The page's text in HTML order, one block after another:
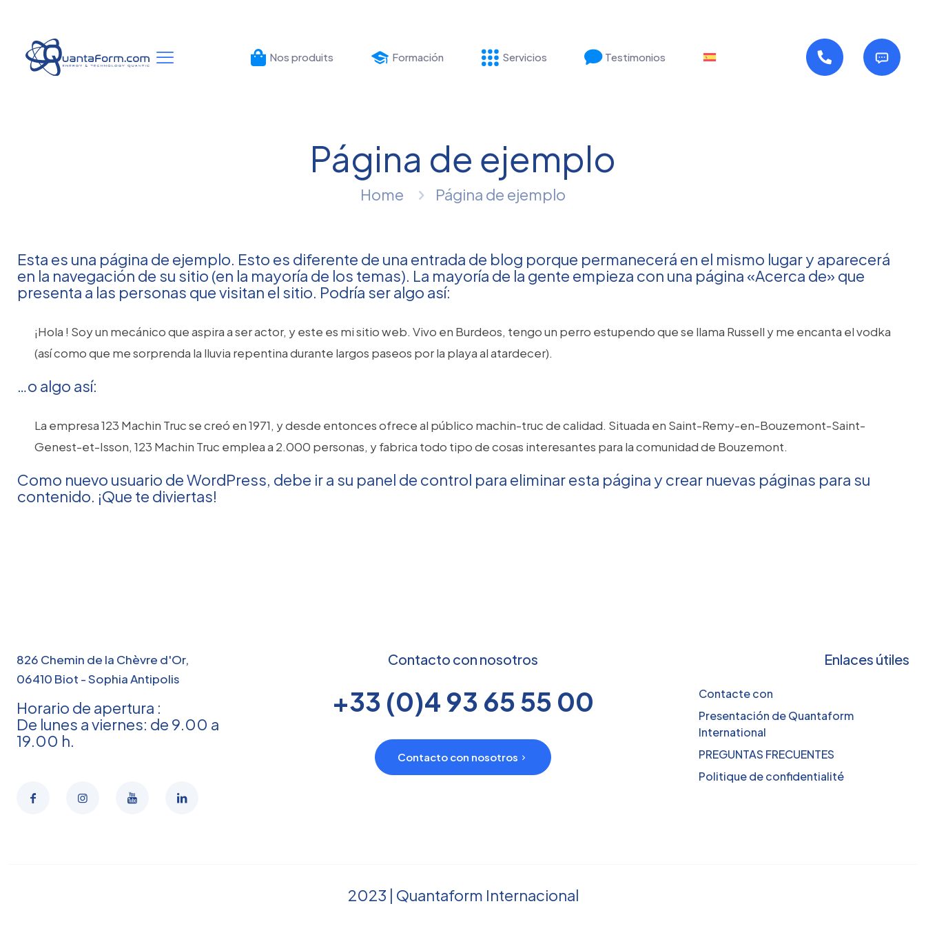
Nos produits Formación Servicios Testimonios
Página de ejemplo
Home Página de ejemplo
Esta es una página de ejemplo. Esto es diferente de una entrada de blog porque permanecerá en el mismo lugar y aparecerá
en la navegación de su sitio (en la mayoría de los temas). La mayoría de la gente empieza con una página «Acerca de» que
presenta a las personas que visitan el sitio. Podría ser algo así:
¡Hola ! Soy un mecánico que aspira a ser actor, y este es mi sitio web. Vivo en Burdeos, tengo un perro estupendo que se llama Russell y me encanta el vodka
(así como que me sorprenda la lluvia repentina durante largos paseos por la playa al atardecer).
…o algo así:
La empresa 123 Machin Truc se creó en 1971, y desde entonces ofrece al público machin-truc de calidad. Situada en Saint-Remy-en-Bouzemont-Saint-
Genest-et-Isson, 123 Machin Truc emplea a 2.000 personas, y fabrica todo tipo de cosas interesantes para la comunidad de Bouzemont.
Como nuevo usuario de WordPress, debe ir a su panel de control para eliminar esta página y crear nuevas páginas para su
contenido. ¡Que te diviertas!
826 Chemin de la Chèvre d'Or,
06410 Biot - Sophia Antipolis
Horario de apertura :
De lunes a viernes: de 9.00 a
19.00 h.
Contacto con nosotros
+33 (0)4 93 65 55 00
Contacto con nosotros
Enlaces útiles
Contacte con
Presentación de Quantaform
International
PREGUNTAS FRECUENTES
Politique de confidentialité
2023 | Quantaform Internacional